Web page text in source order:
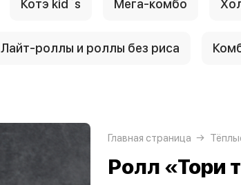
Котэ kid`s Мега-комбо
Лайт-роллы и роллы без риса
Главная страница
Ролл «Тори